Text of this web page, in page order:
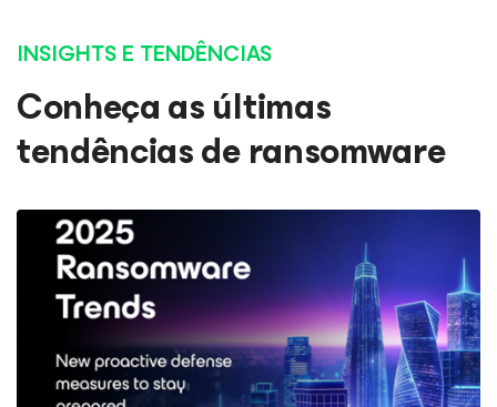
INSIGHTS E TENDÊNCIAS
Conheça as últimas
tendências de ransomware